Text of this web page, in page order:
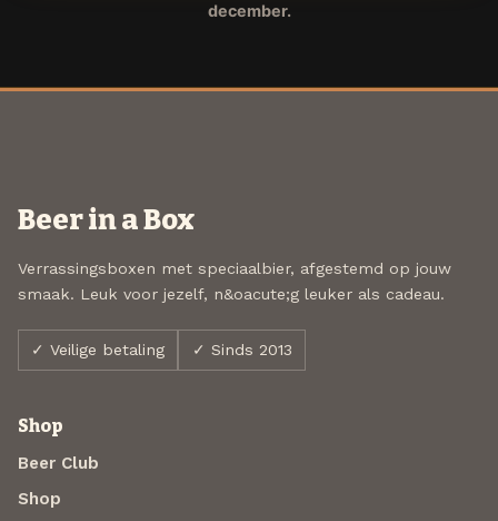
december.
Beer in a Box
Verrassingsboxen met speciaalbier, afgestemd op jouw
smaak. Leuk voor jezelf, n&oacute;g leuker als cadeau.
✓ Veilige betaling ✓ Sinds 2013
Shop
Beer Club
Shop